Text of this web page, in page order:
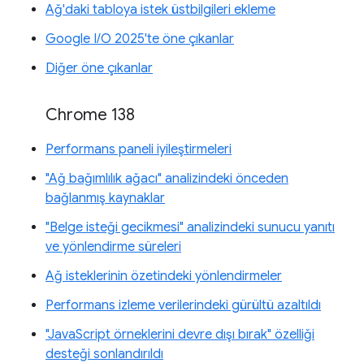
Ağ'daki tabloya istek üstbilgileri ekleme
Google I/O 2025'te öne çıkanlar
Diğer öne çıkanlar
Chrome 138
Performans paneli iyileştirmeleri
"Ağ bağımlılık ağacı" analizindeki önceden
bağlanmış kaynaklar
"Belge isteği gecikmesi" analizindeki sunucu yanıtı
ve yönlendirme süreleri
Ağ isteklerinin özetindeki yönlendirmeler
Performans izleme verilerindeki gürültü azaltıldı
"JavaScript örneklerini devre dışı bırak" özelliği
desteği sonlandırıldı